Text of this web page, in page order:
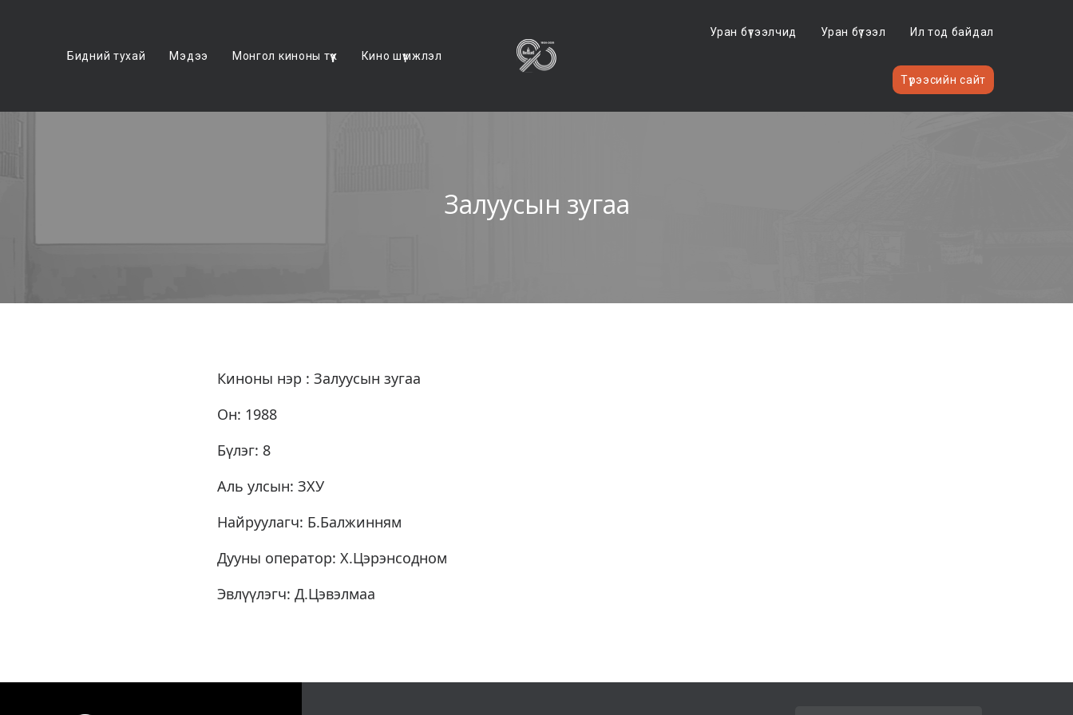
Бидний тухай Мэдээ Монгол киноны түүх Кино шүүмжлэл
Уран бүтээлчид Уран бүтээл Ил тод байдал
Түрээсийн сайт
Залуусын зугаа
Киноны нэр : Залуусын зугаа
Он: 1988
Бүлэг: 8
Аль улсын: ЗХУ
Найруулагч: Б.Балжинням
Дууны оператор: Х.Цэрэнсодном
Эвлүүлэгч: Д.Цэвэлмаа